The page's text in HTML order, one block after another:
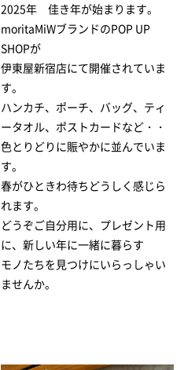
2025年 佳き年が始まります。
moritaMiWブランドのPOP UP
SHOPが
伊東屋新宿店にて開催されていま
す。
ハンカチ、ポーチ、バッグ、ティ
ータオル、ポストカードなど・・
色とりどりに賑やかに並んでいま
す。
春がひときわ待ちどうしく感じら
れます。
どうぞご自分用に、プレゼント用
に、新しい年に一緒に暮らす
モノたちを見つけにいらっしゃい
ませんか。